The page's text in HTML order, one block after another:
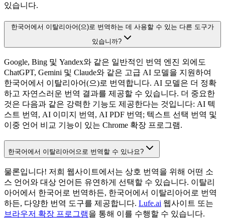
있습니다.
한국어에서 이탈리아어(으)로 번역하는 데 사용할 수 있는 다른 도구가
있습니까?
Google, Bing 및 Yandex와 같은 일반적인 번역 엔진 외에도
ChatGPT, Gemini 및 Claude와 같은 고급 AI 모델을 지원하여
한국어에서 이탈리아어(으)로 번역합니다. AI 모델은 더 정확
하고 자연스러운 번역 결과를 제공할 수 있습니다. 더 중요한
것은 다음과 같은 강력한 기능도 제공한다는 것입니다: AI 텍
스트 번역, AI 이미지 번역, AI PDF 번역; 텍스트 선택 번역 및
이중 언어 비교 기능이 있는 Chrome 확장 프로그램.
한국어에서 이탈리아어으로 번역할 수 있나요?
물론입니다! 저희 웹사이트에서는 상호 번역을 위해 어떤 소
스 언어와 대상 언어든 유연하게 선택할 수 있습니다. 이탈리
아어에서 한국어로 번역하든, 한국어에서 이탈리아어로 번역
하든, 다양한 번역 도구를 제공합니다. Lufe.ai 웹사이트 또는
브라우저 확장 프로그램을 통해 이를 수행할 수 있습니다.